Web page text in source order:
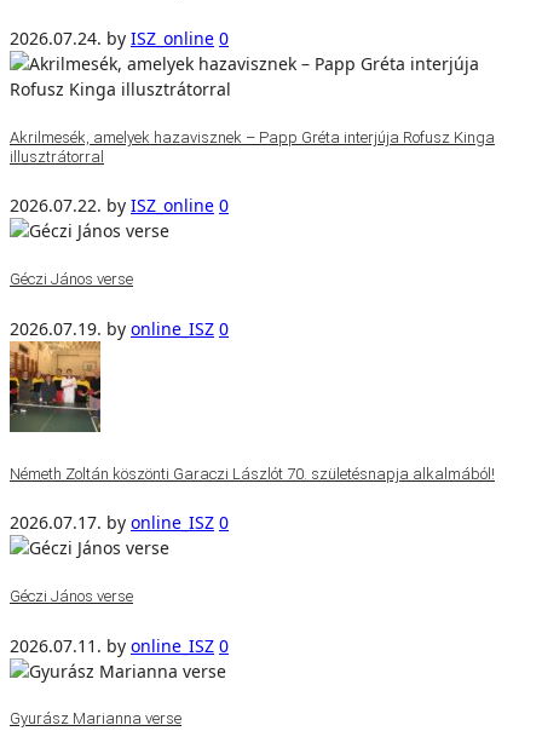
2026.07.24. by ISZ_online 0
Akrilmesék, amelyek hazavisznek – Papp Gréta interjúja Rofusz Kinga
illusztrátorral
2026.07.22. by ISZ_online 0
Géczi János verse
2026.07.19. by online_ISZ 0
Németh Zoltán köszönti Garaczi Lászlót 70. születésnapja alkalmából!
2026.07.17. by online_ISZ 0
Géczi János verse
2026.07.11. by online_ISZ 0
Gyurász Marianna verse